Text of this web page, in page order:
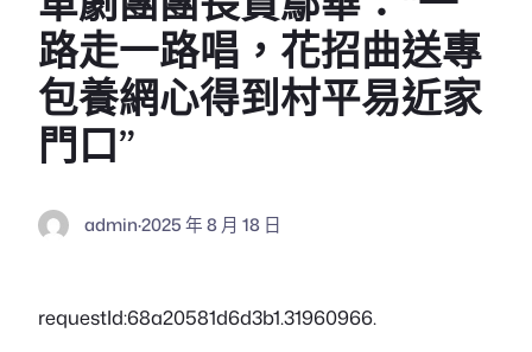
路走一路唱，花招曲送專
包養網心得到村平易近家
門口”
admin·2025 年 8 月 18 日
requestId:68a20581d6d3b1.31960966.